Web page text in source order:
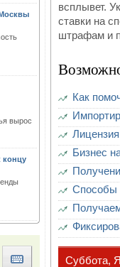
вырос
концу
всплывет.
ставки на
штрафам и
Как
Бизнес
Способы
Суббота,